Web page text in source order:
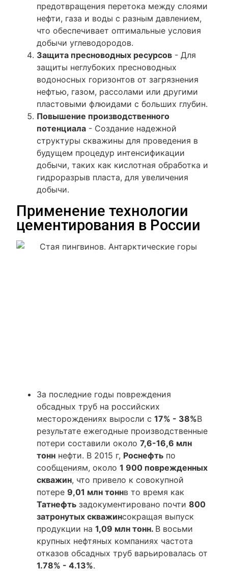
предотвращения перетока между слоями
нефти, газа и воды с разным давлением,
что обеспечивает оптимальные условия
добычи углеводородов.
Защита пресноводных ресурсов - Для
защиты неглубоких пресноводных
водоносных горизонтов от загрязнения
нефтью, газом, рассолами или другими
пластовыми флюидами с больших глубин.
Повышение производственного
потенциала - Создание надежной
структуры скважины для проведения в
будущем процедур интенсификации
добычи, таких как кислотная обработка и
гидроразрыв пласта, для увеличения
добычи.
Применение технологии
цементирования в России
За последние годы повреждения
обсадных труб на российских
месторождениях выросли с 17% - 38%В
результате ежегодные производственные
потери составили около 7,6-16,6 млн
тонн нефти. В 2015 г, Роснефть по
сообщениям, около 1 900 поврежденных
скважин, что привело к совокупной
потере 9,01 млн тоннв то время как
Татнефть задокументировано почти 800
затронутых скважинсокращая выпуск
продукции на 1,09 млн тонн. В восьми
крупных нефтяных компаниях частота
отказов обсадных труб варьировалась от
1.78% - 4.13%.